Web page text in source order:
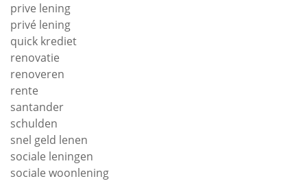
prive lening
privé lening
quick krediet
renovatie
renoveren
rente
santander
schulden
snel geld lenen
sociale leningen
sociale woonlening